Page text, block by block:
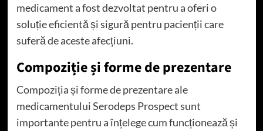
medicament a fost dezvoltat pentru a oferi o
soluție eficientă și sigură pentru pacienții care
suferă de aceste afecțiuni.
Compoziție și forme de prezentare
Compoziția și forme de prezentare ale
medicamentului Serodeps Prospect sunt
importante pentru a înțelege cum funcționează și